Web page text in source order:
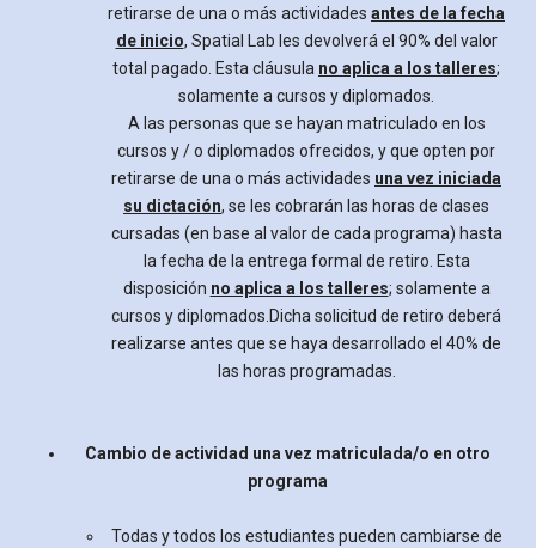
retirarse de una o más actividades antes de la fecha
de inicio, Spatial Lab les devolverá el 90% del valor
total pagado. Esta cláusula no aplica a los talleres;
solamente a cursos y diplomados.
A las personas que se hayan matriculado en los
cursos y / o diplomados ofrecidos, y que opten por
retirarse de una o más actividades una vez iniciada
su dictación, se les cobrarán las horas de clases
cursadas (en base al valor de cada programa) hasta
la fecha de la entrega formal de retiro. Esta
disposición no aplica a los talleres; solamente a
cursos y diplomados. Dicha solicitud de retiro deberá
realizarse antes que se haya desarrollado el 40% de
las horas programadas.
Cambio de actividad una vez matriculada/o en otro
programa
Todas y todos los estudiantes pueden cambiarse de